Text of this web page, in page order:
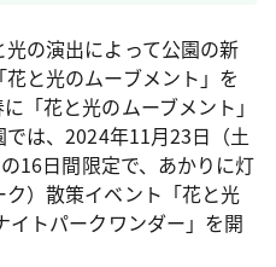
の演出によって公園の新
と光のムーブメント」を
「花と光のムーブメント」
は、2024年11月23日（土
16日間限定で、あかりに灯
）散策イベント「花と光
イトパークワンダー」を開